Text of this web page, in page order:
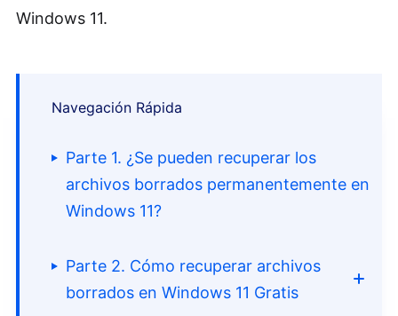
Windows 11.
Navegación Rápida
Parte 1. ¿Se pueden recuperar los
archivos borrados permanentemente en
Windows 11?
Parte 2. Cómo recuperar archivos
borrados en Windows 11 Gratis